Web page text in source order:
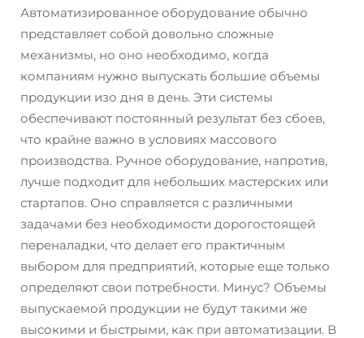
Автоматизированное оборудование обычно
представляет собой довольно сложные
механизмы, но оно необходимо, когда
компаниям нужно выпускать большие объемы
продукции изо дня в день. Эти системы
обеспечивают постоянный результат без сбоев,
что крайне важно в условиях массового
производства. Ручное оборудование, напротив,
лучше подходит для небольших мастерских или
стартапов. Оно справляется с различными
задачами без необходимости дорогостоящей
переналадки, что делает его практичным
выбором для предприятий, которые еще только
определяют свои потребности. Минус? Объемы
выпускаемой продукции не будут такими же
высокими и быстрыми, как при автоматизации. В